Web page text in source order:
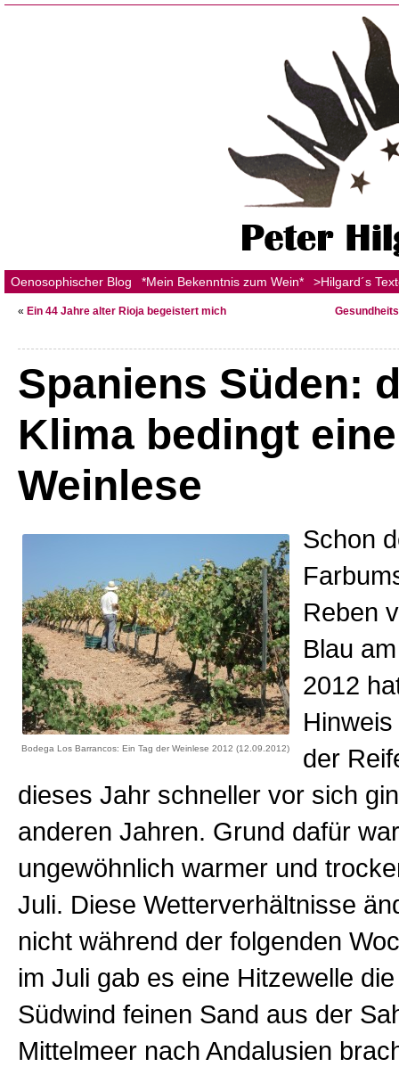
Oenosophischer Blog *Mein Bekenntnis zum Wein* >Hilgard´s
« Ein 44 Jahre alter Rioja begeistert mich
Spaniens Süden:
Klima bedingt
Weinlese
Bodega Los Barrancos: Ein Tag der Weinlese 2012 (12.09.2012)
Schon
Reben
Blau
2012
der
dieses Jahr schneller vor sich
anderen Jahren. Grund dafür
ungewöhnlich warmer und
Juli. Diese Wetterverhältnisse
nicht während der folgenden
im Juli gab es eine Hitzewelle
Südwind feinen Sand aus der
Mittelmeer nach Andalusien